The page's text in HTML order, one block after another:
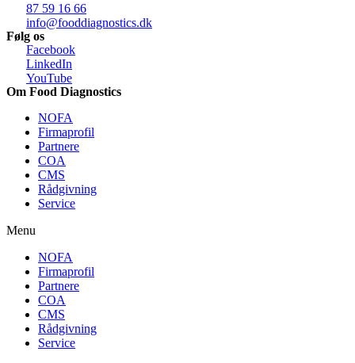
87 59 16 66
info@fooddiagnostics.dk
Følg os
Facebook
LinkedIn
YouTube
Om Food Diagnostics
NOFA
Firmaprofil
Partnere
COA
CMS
Rådgivning
Service
Menu
NOFA
Firmaprofil
Partnere
COA
CMS
Rådgivning
Service